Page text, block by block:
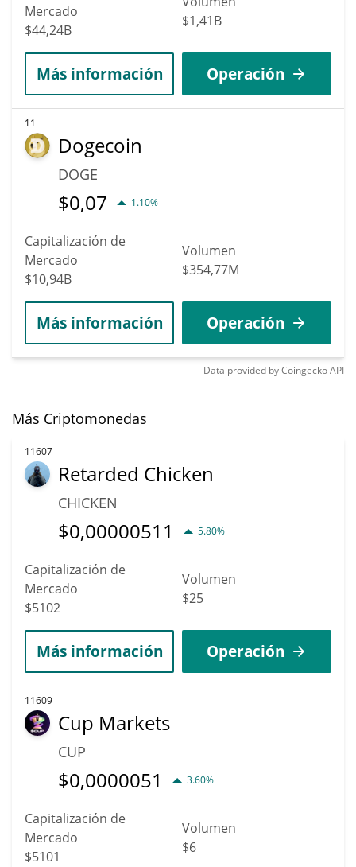
Mercado
$44,24B
$1,41B
Más información Operación
11
Dogecoin
DOGE
$0,07 1.10%
Capitalización de
Mercado
$10,94B
Volumen
$354,77M
Más información Operación
Data provided byCoingeckoAPI
Más Criptomonedas
11607
Retarded Chicken
CHICKEN
$0,00000511 5.80%
Capitalización de
Mercado
$5102
Volumen
$25
Más información Operación
11609
Cup Markets
CUP
$0,0000051 3.60%
Capitalización de
Mercado
$5101
Volumen
$6